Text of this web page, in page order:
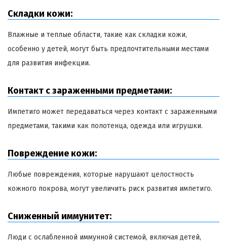
Складки кожи:
Влажные и теплые области, такие как складки кожи,
особенно у детей, могут быть предпочтительными местами
для развития инфекции.
Контакт с зараженными предметами:
Импетиго может передаваться через контакт с зараженными
предметами, такими как полотенца, одежда или игрушки.
Повреждение кожи:
Любые повреждения, которые нарушают целостность
кожного покрова, могут увеличить риск развития импетиго.
Сниженный иммунитет:
Люди с ослабленной иммунной системой, включая детей,